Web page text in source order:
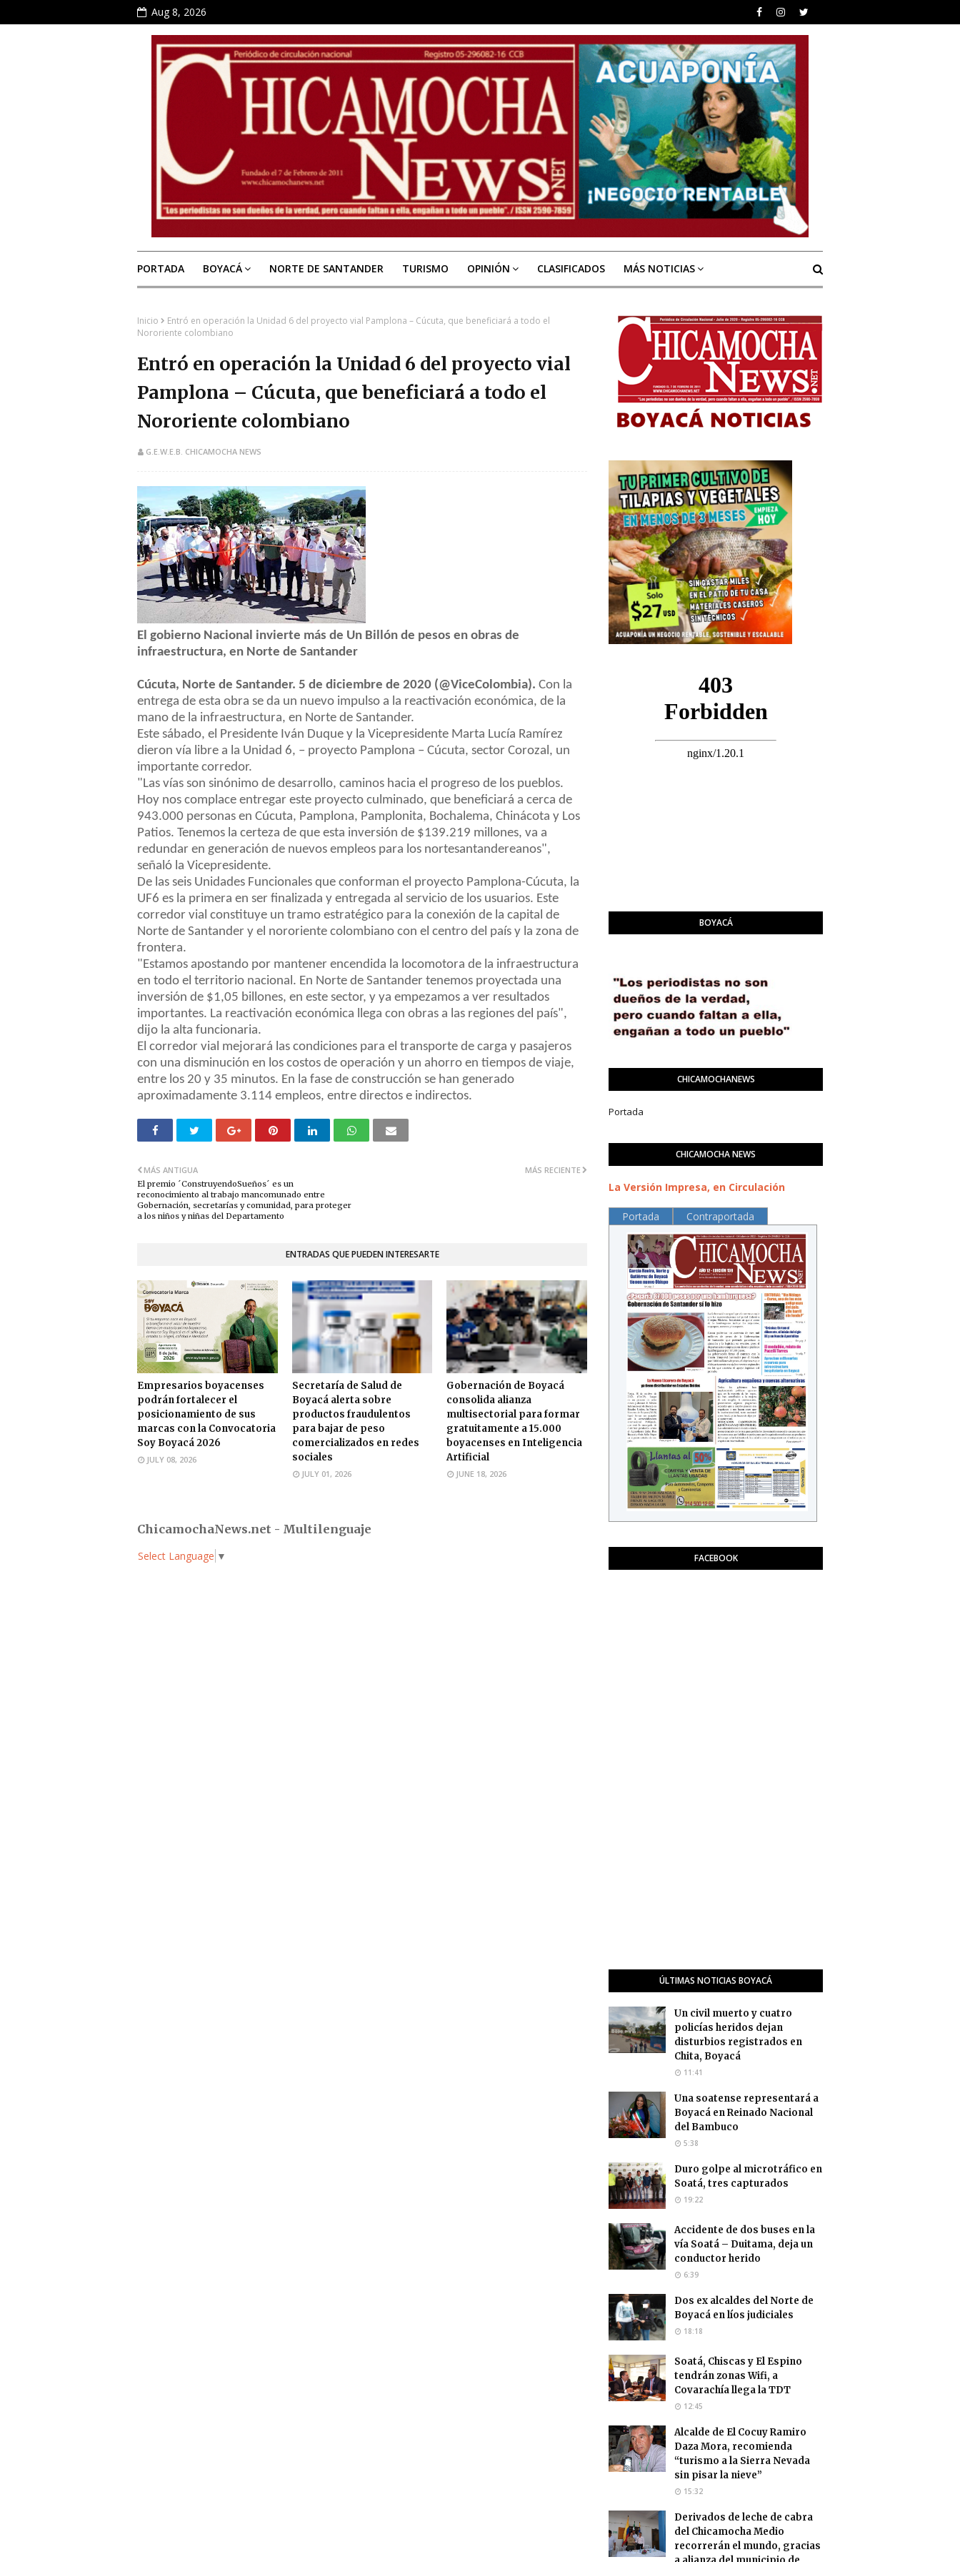
Aug 8, 2026
PORTADA BOYACÁ NORTE DE SANTANDER TURISMO OPINIÓN CLASIFICADOS MÁS NOTICIAS
Inicio
Entró en operación la Unidad 6 del proyecto vial Pamplona – Cúcuta, que beneficiará a todo el
Nororiente colombiano
Entró en operación la Unidad 6 del proyecto vial
Pamplona – Cúcuta, que beneficiará a todo el
Nororiente colombiano
G.E.W.E.B. CHICAMOCHA NEWS
El gobierno Nacional invierte más de Un Billón de pesos en obras de
infraestructura, en Norte de Santander
Cúcuta, Norte de Santander. 5 de diciembre de 2020 (@ViceColombia). Con la
entrega de esta obra se da un nuevo impulso a la reactivación económica, de la
mano de la infraestructura, en Norte de Santander.
Este sábado, el Presidente Iván Duque y la Vicepresidente Marta Lucía Ramírez
dieron vía libre a la Unidad 6, – proyecto Pamplona – Cúcuta, sector Corozal, un
importante corredor.
"Las vías son sinónimo de desarrollo, caminos hacia el progreso de los pueblos.
Hoy nos complace entregar este proyecto culminado, que beneficiará a cerca de
943.000 personas en Cúcuta, Pamplona, Pamplonita, Bochalema, Chinácota y Los
Patios. Tenemos la certeza de que esta inversión de $139.219 millones, va a
redundar en generación de nuevos empleos para los nortesantandereanos",
señaló la Vicepresidente.
De las seis Unidades Funcionales que conforman el proyecto Pamplona-Cúcuta, la
UF6 es la primera en ser finalizada y entregada al servicio de los usuarios. Este
corredor vial constituye un tramo estratégico para la conexión de la capital de
Norte de Santander y el nororiente colombiano con el centro del país y la zona de
frontera.
"Estamos apostando por mantener encendida la locomotora de la infraestructura
en todo el territorio nacional. En Norte de Santander tenemos proyectada una
inversión de $1,05 billones, en este sector, y ya empezamos a ver resultados
importantes. La reactivación económica llega con obras a las regiones del país",
dijo la alta funcionaria.
El corredor vial mejorará las condiciones para el transporte de carga y pasajeros
con una disminución en los costos de operación y un ahorro en tiempos de viaje,
entre los 20 y 35 minutos. En la fase de construcción se han generado
aproximadamente 3.114 empleos, entre directos e indirectos.
MÁS RECIENTE
MÁS ANTIGUA
El premio ´ConstruyendoSueños´ es un
reconocimiento al trabajo mancomunado entre
Gobernación, secretarías y comunidad, para proteger
a los niños y niñas del Departamento
ENTRADAS QUE PUEDEN INTERESARTE
Empresarios boyacenses
podrán fortalecer el
posicionamiento de sus
marcas con la Convocatoria
Soy Boyacá 2026
JULY 08, 2026
Secretaría de Salud de
Boyacá alerta sobre
productos fraudulentos
para bajar de peso
comercializados en redes
sociales
JULY 01, 2026
Gobernación de Boyacá
consolida alianza
multisectorial para formar
gratuitamente a 15.000
boyacenses en Inteligencia
Artificial
JUNE 18, 2026
ChicamochaNews.net - Multilenguaje
Select Language ▼
BOYACÁ
CHICAMOCHANEWS
Portada
CHICAMOCHA NEWS
La Versión Impresa, en Circulación
Portada Contraportada
FACEBOOK
ÚLTIMAS NOTICIAS BOYACÁ
Un civil muerto y cuatro
policías heridos dejan
disturbios registrados en
Chita, Boyacá
11:41
Una soatense representará a
Boyacá en Reinado Nacional
del Bambuco
5:38
Duro golpe al microtráfico en
Soatá, tres capturados
19:22
Accidente de dos buses en la
vía Soatá – Duitama, deja un
conductor herido
6:39
Dos ex alcaldes del Norte de
Boyacá en líos judiciales
18:18
Soatá, Chiscas y El Espino
tendrán zonas Wifi, a
Covarachía llega la TDT
12:45
Alcalde de El Cocuy Ramiro
Daza Mora, recomienda
“turismo a la Sierra Nevada
sin pisar la nieve”
15:32
Derivados de leche de cabra
del Chicamocha Medio
recorrerán el mundo, gracias